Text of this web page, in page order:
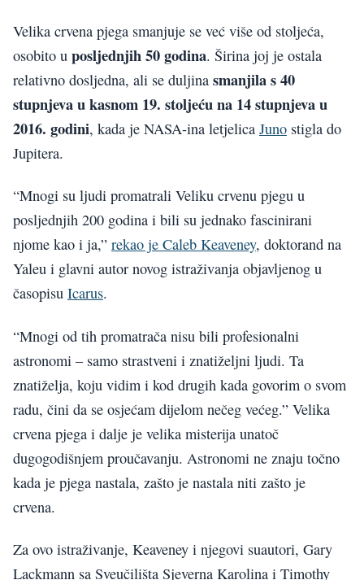
Velika crvena pjega smanjuje se već više od stoljeća,
osobito u posljednjih 50 godina. Širina joj je ostala
relativno dosljedna, ali se duljina smanjila s 40
stupnjeva u kasnom 19. stoljeću na 14 stupnjeva u
2016. godini, kada je NASA-ina letjelica Juno stigla do
Jupitera.
“Mnogi su ljudi promatrali Veliku crvenu pjegu u
posljednjih 200 godina i bili su jednako fascinirani
njome kao i ja,” rekao je Caleb Keaveney, doktorand na
Yaleu i glavni autor novog istraživanja objavljenog u
časopisu Icarus.
“Mnogi od tih promatrača nisu bili profesionalni
astronomi – samo strastveni i znatiželjni ljudi. Ta
znatiželja, koju vidim i kod drugih kada govorim o svom
radu, čini da se osjećam dijelom nečeg većeg.” Velika
crvena pjega i dalje je velika misterija unatoč
dugogodišnjem proučavanju. Astronomi ne znaju točno
kada je pjega nastala, zašto je nastala niti zašto je
crvena.
Za ovo istraživanje, Keaveney i njegovi suautori, Gary
Lackmann sa Sveučilišta Sjeverna Karolina i Timothy